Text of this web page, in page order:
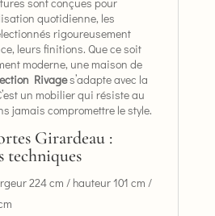
quotidienne, les
rigoureusement
leurs finitions. Que ce soit
moderne, une maison de
Rivages’adapte avec la
un mobilier qui résiste au
jamais compromettre le style.
Girardeau :
224 cm / hauteur 101 cm /